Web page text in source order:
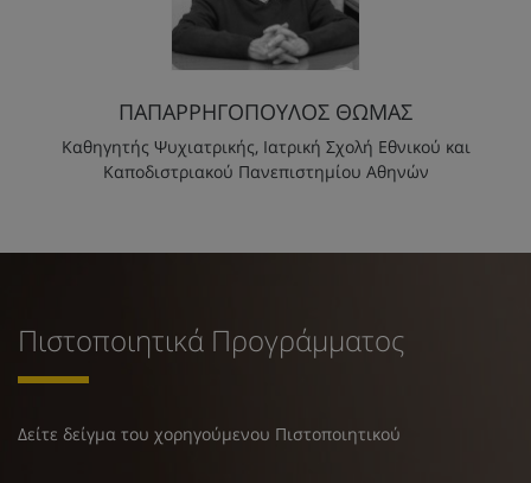
ΠΑΠΑΡΡΗΓΟΠΟΥΛΟΣ ΘΩΜΑΣ
Καθηγητής Ψυχιατρικής, Ιατρική Σχολή Εθνικού και
Καποδιστριακού Πανεπιστημίου Αθηνών
Πιστοποιητικά Προγράμματος
Δείτε δείγμα του χορηγούμενου Πιστοποιητικού